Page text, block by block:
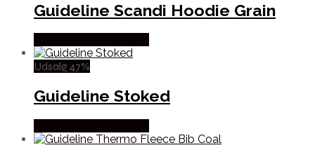
Guideline Scandi Hoodie Grain
Udsalg 47%
Guideline Stoked